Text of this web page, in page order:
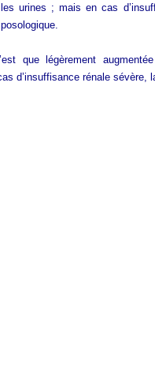
urines ; mais en cas
que légèrement
d’insuffisance rénale sévère,